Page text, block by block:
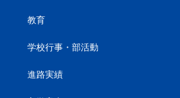
教育
学校行事・部活動
進路実績